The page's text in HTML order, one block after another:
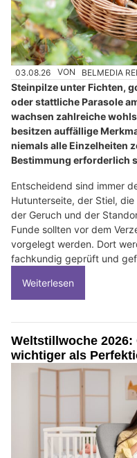
03.08.26 VON BELMEDIA
Steinpilze unter Fichten,
oder stattliche Parasole
wachsen zahlreiche
besitzen auffällige
niemals alle Einzelheiten
Bestimmung erforderlich
Entscheidend sind immer
Hutunterseite, der Stiel,
der Geruch und der
Funde sollten vor dem
vorgelegt werden. Dort
fachkundig geprüft und
Weiterlesen
Weltstillwoche
wichtiger als